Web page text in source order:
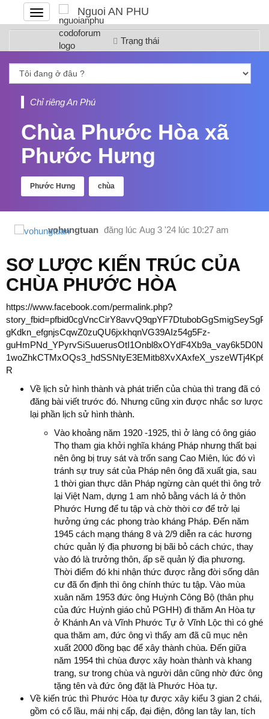
Đóng
hoặc
menu
Nguoi AN PHU
Trạng thái
Chỉ riêng An Phú
Chùa Phước Hòa xã
Phước Hưng
Phước Hưng chùa
vohungtuan đăng lúc Aug 3 '24 lúc 10:27 am
SƠ LƯỢC KIẾN TRÚC CỦA
CHÙA PHƯỚC HÒA
https://www.facebook.com/permalink.php?
gKdkn_efgnjsCqwZ0zuQU6jxkhqnVG39AIz54g5Fz-
R
Về lịch sử hình thành và phát triển của chùa thì trang đã có
đăng bài viết trước đó. Nhưng cũng xin được nhắc sơ lược
lại phần lịch sử hình thành.
Vào khoảng năm 1920 -1925, thì ở làng có ông giáo
Thọ tham gia khởi nghĩa kháng Pháp nhưng thất bại
nên ông bị truy sát và trốn sang Cao Miên, lúc đó vì
tránh sự truy sát của Pháp nên ông đã xuất gia, sau
1 thời gian thực dân Pháp ngừng càn quét thì ông trở
lại Việt Nam, dựng 1 am nhỏ bằng vách lá ở thôn
Phước Hưng để tu tập và chờ thời cơ để trở lại
hưởng ứng các phong trào kháng Pháp. Đến năm
1945 cách mạng tháng 8 và 2/9 diễn ra các hương
chức quản lý địa phương bị bãi bỏ cách chức, thay
vào đó là trưởng thôn, ấp sẽ quản lý địa phương.
Thời điểm đó khi nhận thức được rằng đời sống dân
cư đã ổn định thì ông chính thức tu tập. Vào mùa
xuân năm 1953 đức ông Huỳnh Công Bộ (thân phụ
của đức Huỳnh giáo chủ PGHH) đi thăm An Hòa tự
ở Khánh An và Vĩnh Phước Tự ở Vĩnh Lộc thì có ghé
qua thăm am, đức ông vì thấy am đã cũ mục nên
xuất 2000 đồng bạc để xây thành chùa. Đến giữa
năm 1954 thì chùa được xây hoàn thành và khang
trang, sư trong chùa và người dân cũng nhờ đức ông
tặng tên và đức ông đặt là Phước Hòa tự.
Về kiến trúc thì Phước Hòa tự được xây kiểu 3 gian 2 chái,
gồm có cổ lầu, mái nhị cấp, đại điện, đông lan tây lan, tích